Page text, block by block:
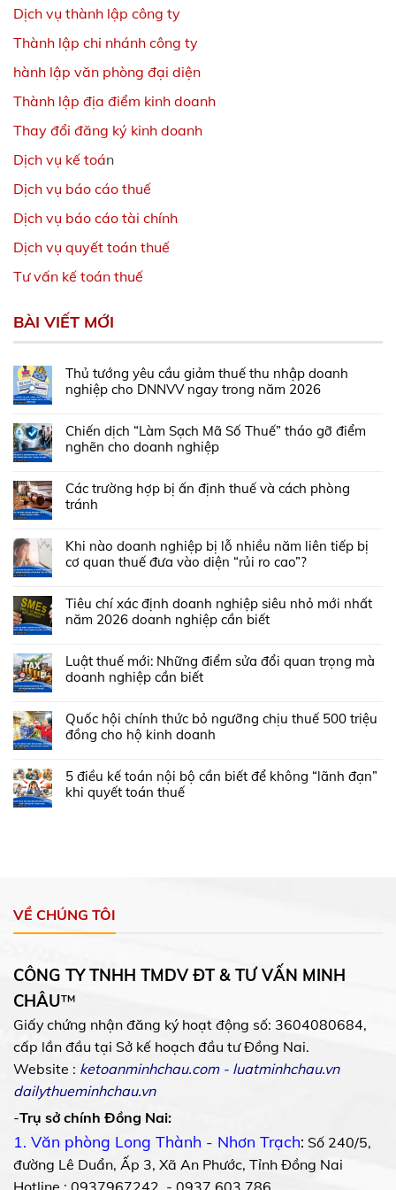
Dịch vụ thành lập công ty
Thành lập chi nhánh công ty
hành lập văn phòng đại diện
Thành lập địa điểm kinh doanh
Thay đổi đăng ký kinh doanh
Dịch vụ kế toán
Dịch vụ báo cáo thuế
Dịch vụ báo cáo tài chính
Dịch vụ quyết toán thuế
Tư vấn kế toán thuế
BÀI VIẾT MỚI
Thủ tướng yêu cầu giảm thuế thu nhập doanh
nghiệp cho DNNVV ngay trong năm 2026
Chiến dịch “Làm Sạch Mã Số Thuế” tháo gỡ điểm
nghẽn cho doanh nghiệp
Các trường hợp bị ấn định thuế và cách phòng
tránh
Khi nào doanh nghiệp bị lỗ nhiều năm liên tiếp bị
cơ quan thuế đưa vào diện “rủi ro cao”?
Tiêu chí xác định doanh nghiệp siêu nhỏ mới nhất
năm 2026 doanh nghiệp cần biết
Luật thuế mới: Những điểm sửa đổi quan trọng mà
doanh nghiệp cần biết
Quốc hội chính thức bỏ ngưỡng chịu thuế 500 triệu
đồng cho hộ kinh doanh
5 điều kế toán nội bộ cần biết để không “lãnh đạn”
khi quyết toán thuế
VỀ CHÚNG TÔI
CÔNG TY TNHH TMDV ĐT & TƯ VẤN MINH
CHÂU™
Giấy chứng nhận đăng ký hoạt động số: 3604080684,
cấp lần đầu tại Sở kế hoạch đầu tư Đồng Nai.
Website : ketoanminhchau.com- luatminhchau.vn
dailythueminhchau.vn
-Trụ sở chính Đồng Nai:
1. Văn phòng Long Thành - Nhơn Trạch: Số 240/5,
đường Lê Duẩn, Ấp 3, Xã An Phước, Tỉnh Đồng Nai